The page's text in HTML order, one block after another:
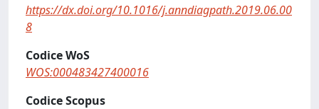
https://dx.doi.org/10.1016/j.anndiagpath.2019.06.00
8
Codice WoS
WOS:000483427400016
Codice Scopus